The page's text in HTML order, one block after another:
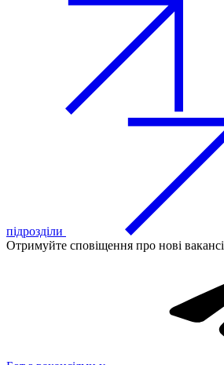
підрозділи
Отримуйте сповіщення про нові